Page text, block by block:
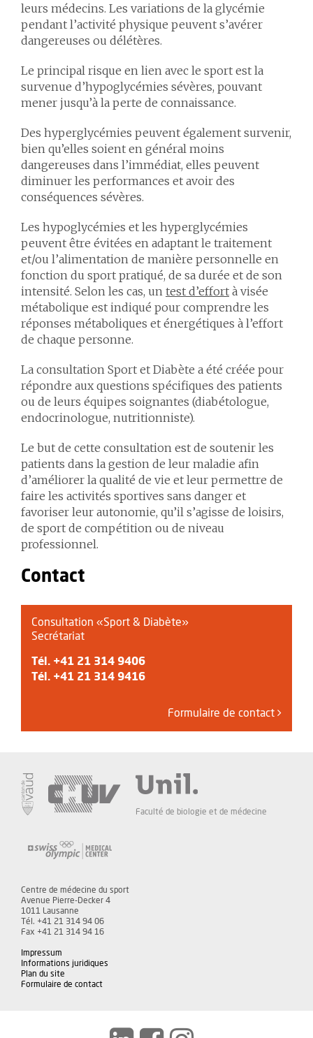
leurs médecins. Les variations de la glycémie
pendant l’activité physique peuvent s’avérer
dangereuses ou délétères.
Le principal risque en lien avec le sport est la
survenue d’hypoglycémies sévères, pouvant
mener jusqu’à la perte de connaissance.
Des hyperglycémies peuvent également survenir,
bien qu’elles soient en général moins
dangereuses dans l’immédiat, elles peuvent
diminuer les performances et avoir des
conséquences sévères.
Les hypoglycémies et les hyperglycémies
peuvent être évitées en adaptant le traitement
et/ou l’alimentation de manière personnelle en
fonction du sport pratiqué, de sa durée et de son
intensité. Selon les cas, un test d’effort à visée
métabolique est indiqué pour comprendre les
réponses métaboliques et énergétiques à l’effort
de chaque personne.
La consultation Sport et Diabète a été créée pour
répondre aux questions spécifiques des patients
ou de leurs équipes soignantes (diabétologue,
endocrinologue, nutritionniste).
Le but de cette consultation est de soutenir les
patients dans la gestion de leur maladie afin
d’améliorer la qualité de vie et leur permettre de
faire les activités sportives sans danger et
favoriser leur autonomie, qu’il s’agisse de loisirs,
de sport de compétition ou de niveau
professionnel.
Contact
Consultation «Sport & Diabète»
Secrétariat
Tél. +41 21 314 9406
Tél. +41 21 314 9416
Formulaire de contact
Faculté de biologie et de médecine
Centre de médecine du sport
Avenue Pierre-Decker 4
1011 Lausanne
Tél. +41 21 314 94 06
Fax +41 21 314 94 16
Impressum
Informations juridiques
Plan du site
Formulaire de contact